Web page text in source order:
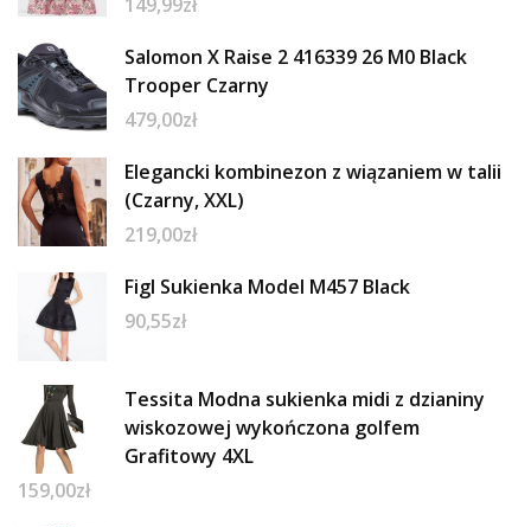
Salomon X Raise 2 416339 26 M0 Black
Trooper Czarny
479,00zł
Elegancki kombinezon z wiązaniem w talii
(Czarny, XXL)
219,00zł
Figl Sukienka Model M457 Black
90,55zł
Tessita Modna sukienka midi z dzianiny
wiskozowej wykończona golfem
Grafitowy 4XL
159,00zł